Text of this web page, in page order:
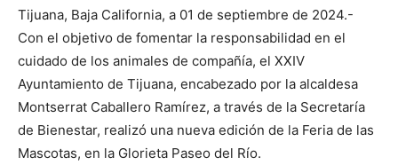
Tijuana, Baja California, a 01 de septiembre de 2024.-
Con el objetivo de fomentar la responsabilidad en el
cuidado de los animales de compañía, el XXIV
Ayuntamiento de Tijuana, encabezado por la alcaldesa
Montserrat Caballero Ramírez, a través de la Secretaría
de Bienestar, realizó una nueva edición de la Feria de las
Mascotas, en la Glorieta Paseo del Río.